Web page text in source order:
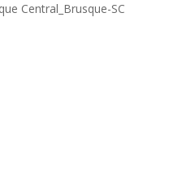
Central_Brusque-SC